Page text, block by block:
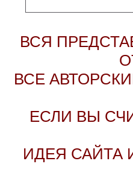
ВСЯ
ВСЕ
ЕСЛИ ВЫ
ИДЕЯ САЙТА